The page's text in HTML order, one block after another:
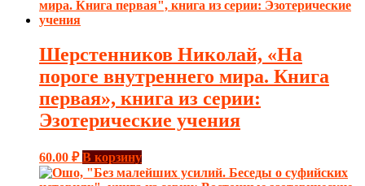
Шерстенников Николай, «На
пороге внутреннего мира. Книга
первая», книга из серии:
Эзотерические учения
60.00 ₽ В корзину